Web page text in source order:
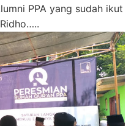
PPA yang sudah ikut